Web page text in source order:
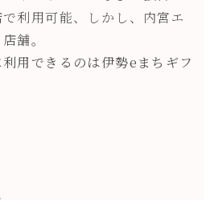
利用可能、しかし、内宮エ
舗。
用できるのは伊勢eまちギフ